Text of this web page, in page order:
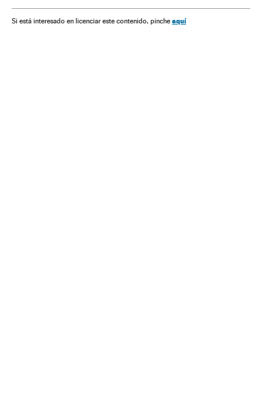
Economia Crisis económica coronavirus covid-19
Si está interesado en licenciar este contenido, pinche aquí